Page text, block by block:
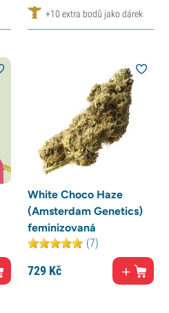
+10 extra bodů jako dárek
White Choco Haze
(Amsterdam Genetics)
feminizovaná
(7)
729Kč